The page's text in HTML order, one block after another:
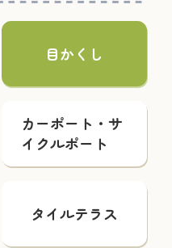
目かくし
カーポート・サ
イクルポート
タイルテラス